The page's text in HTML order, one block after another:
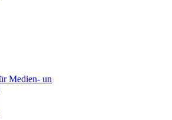
Medien- un